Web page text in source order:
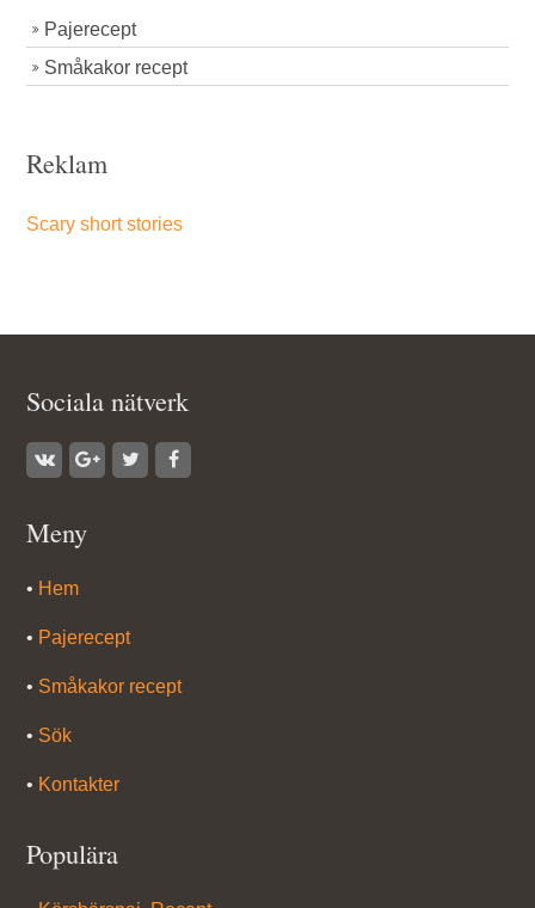
Pajerecept
Småkakor recept
Reklam
Scary short stories
Sociala nätverk
Meny
• Hem
• Pajerecept
• Småkakor recept
• Sök
• Kontakter
Populära